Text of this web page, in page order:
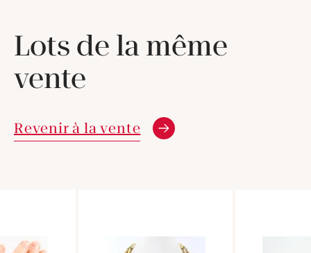
Lots de la même
vente
Revenir à la vente